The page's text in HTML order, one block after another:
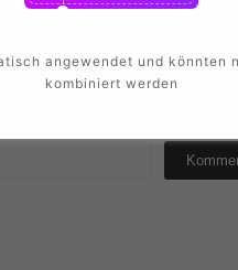
angewendet und könnten
kombiniert werden